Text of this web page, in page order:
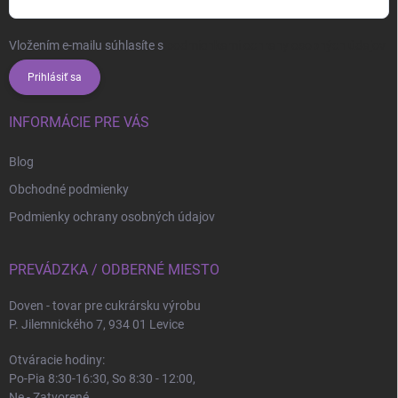
Vložením e-mailu súhlasíte s
Prihlásiť sa
INFORMÁCIE PRE VÁS
Blog
Obchodné podmienky
Podmienky ochrany osobných údajov
PREVÁDZKA / ODBERNÉ MIESTO
Doven - tovar pre cukrársku výrobu
P. Jilemnického 7, 934 01 Levice
Otváracie hodiny:
Po-Pia 8:30-16:30, So 8:30 - 12:00,